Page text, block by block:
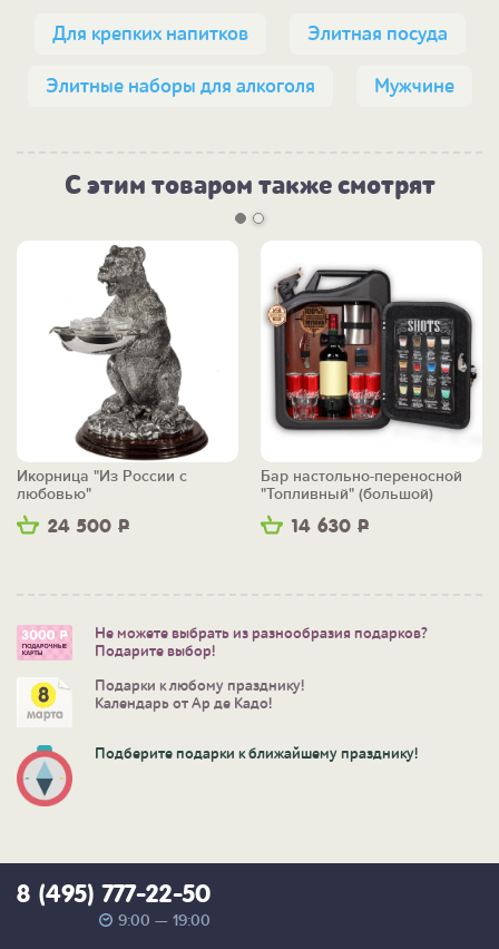
Для крепких напитков Элитная посуда
Элитные наборы для алкоголя Мужчине
С этим товаром также смотрят
24 500 Р
Икорница "Из России с
любовью"
14 630 Р
Бар настольно-переносной
"Топливный" (большой)
Не можете выбрать из разнообразия подарков?
Подарите выбор!
Подарки к любому празднику!
Календарь от Ар де Кадо!
Подберите подарки к ближайшему празднику!
8 (495) 777-22-50
9:00 — 19:00